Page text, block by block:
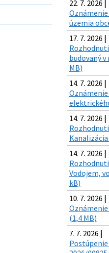
22. 7. 2026 |
územia
17. 7. 2026 |
budovaný v
MB)
14. 7. 2026 |
Oznámenie
14. 7. 2026 |
Kanalizácia
14. 7. 2026 |
Vodojem,
kB)
10. 7. 2026 |
(1,4 MB)
7. 7. 2026 |
Postúpenie